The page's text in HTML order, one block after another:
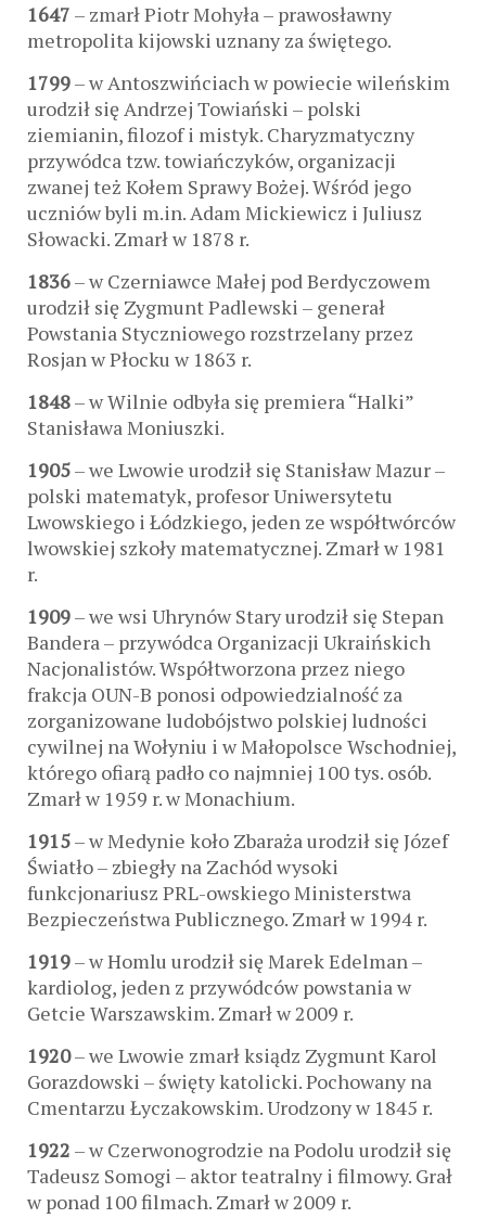
1647 – zmarł Piotr Mohyła – prawosławny
metropolita kijowski uznany za świętego.
1799– w Antoszwińciach w powiecie wileńskim
urodził się Andrzej Towiański – polski
ziemianin, filozof i mistyk. Charyzmatyczny
przywódca tzw. towiańczyków, organizacji
zwanej też Kołem Sprawy Bożej. Wśród jego
uczniów byli m.in. Adam Mickiewicz i Juliusz
Słowacki. Zmarł w 1878 r.
1836– w Czerniawce Małej pod Berdyczowem
urodził się Zygmunt Padlewski – generał
Powstania Styczniowego rozstrzelany przez
Rosjan w Płocku w 1863 r.
1848– w Wilnie odbyła się premiera “Halki”
Stanisława Moniuszki.
1905– we Lwowie urodził się Stanisław Mazur –
polski matematyk, profesor Uniwersytetu
Lwowskiego i Łódzkiego, jeden ze współtwórców
lwowskiej szkoły matematycznej. Zmarł w 1981
r.
1909– we wsi Uhrynów Stary urodził się Stepan
Bandera – przywódca Organizacji Ukraińskich
Nacjonalistów. Współtworzona przez niego
frakcja OUN-B ponosi odpowiedzialność za
zorganizowane ludobójstwo polskiej ludności
cywilnej na Wołyniu i w Małopolsce Wschodniej,
którego ofiarą padło co najmniej 100 tys. osób.
Zmarł w 1959 r. w Monachium.
1915– w Medynie koło Zbaraża urodził się Józef
Światło – zbiegły na Zachód wysoki
funkcjonariusz PRL-owskiego Ministerstwa
Bezpieczeństwa Publicznego. Zmarł w 1994 r.
1919– w Homlu urodził się Marek Edelman –
kardiolog, jeden z przywódców powstania w
Getcie Warszawskim. Zmarł w 2009 r.
1920– we Lwowie zmarł ksiądz Zygmunt Karol
Gorazdowski – święty katolicki. Pochowany na
Cmentarzu Łyczakowskim. Urodzony w 1845 r.
1922 – w Czerwonogrodzie na Podolu urodził się
Tadeusz Somogi – aktor teatralny i filmowy. Grał
w ponad 100 filmach. Zmarł w 2009 r.